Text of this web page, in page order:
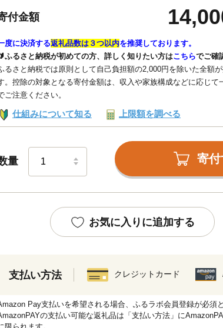
付金額
度に決済する返礼品数は３つ以内を推奨しております。
ふるさと納税が初めての方、詳しく知りたい方はこちらでご確
るさと納税では原則として自己負担額の2,000円を除いた全額
。控除の対象となる寄付金額は、収入や家族構成などに応じて
ご注意ください。
仕組みについて知る 上限額を調べる
量 寄付
お気に入りに追加する
支払い方法 クレジットカード
Pay支払いを希望される場合、ふるラボ会員登録が必須と
の支払い可能な返礼品は「支払い方法」に
限られます。